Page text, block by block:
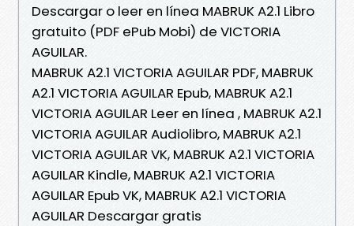
Descargar o leer en línea MABRUK A2.1 Libro
gratuito (PDF ePub Mobi) de VICTORIA
AGUILAR.
MABRUK A2.1 VICTORIA AGUILAR PDF, MABRUK
A2.1 VICTORIA AGUILAR Epub, MABRUK A2.1
VICTORIA AGUILAR Leer en línea , MABRUK A2.1
VICTORIA AGUILAR Audiolibro, MABRUK A2.1
VICTORIA AGUILAR VK, MABRUK A2.1 VICTORIA
AGUILAR Kindle, MABRUK A2.1 VICTORIA
AGUILAR Epub VK, MABRUK A2.1 VICTORIA
AGUILAR Descargar gratis